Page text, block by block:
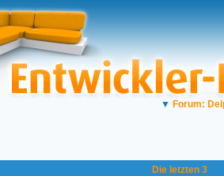
▼ Forum:
Die letzten 3